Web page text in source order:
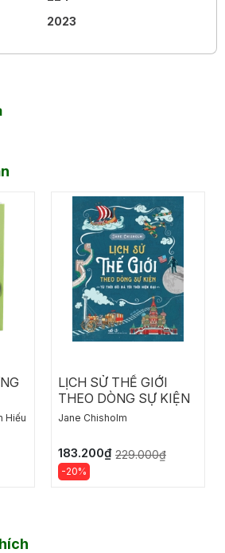
2023
Hiếu
LỊCH SỬ THẾ GIỚI
THEO DÒNG SỰ KIỆN
Jane Chisholm
183.200₫ 229.000₫
-20%